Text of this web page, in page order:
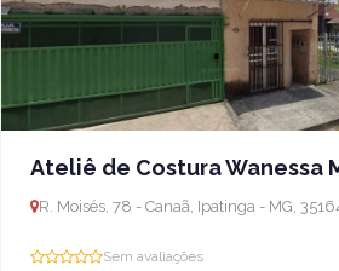
Ateliê de Costura Wanessa
R. Moisés, 78 - Canaã, Ipatinga - MG,
Sem avaliações